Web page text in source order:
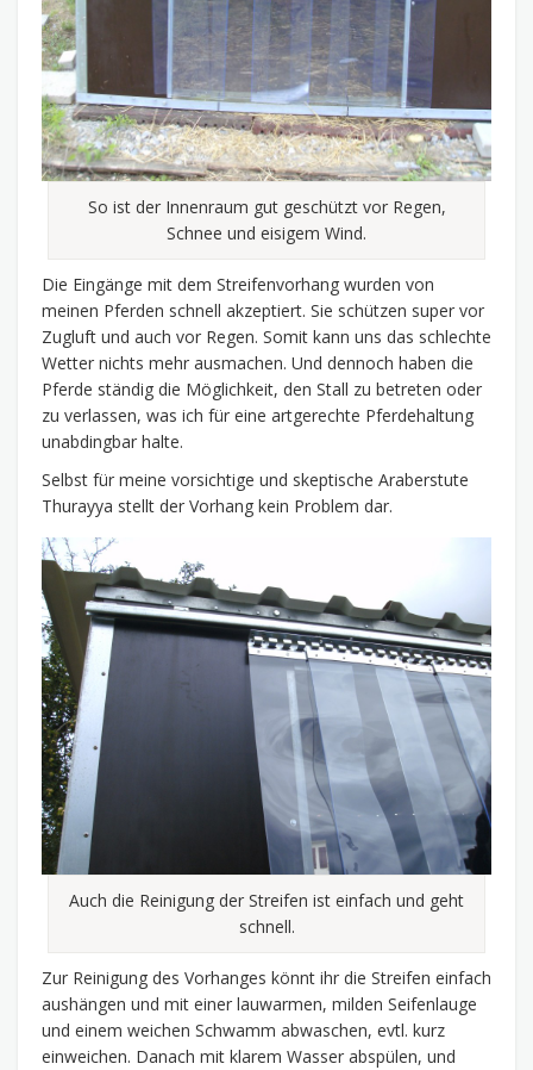
So ist der Innenraum gut geschützt vor Regen,
Schnee und eisigem Wind.
Die Eingänge mit dem Streifenvorhang wurden von
meinen Pferden schnell akzeptiert. Sie schützen super vor
Zugluft und auch vor Regen. Somit kann uns das schlechte
Wetter nichts mehr ausmachen. Und dennoch haben die
Pferde ständig die Möglichkeit, den Stall zu betreten oder
zu verlassen, was ich für eine artgerechte Pferdehaltung
unabdingbar halte.
Selbst für meine vorsichtige und skeptische Araberstute
Thurayya stellt der Vorhang kein Problem dar.
Auch die Reinigung der Streifen ist einfach und geht
schnell.
Zur Reinigung des Vorhanges könnt ihr die Streifen einfach
aushängen und mit einer lauwarmen, milden Seifenlauge
und einem weichen Schwamm abwaschen, evtl. kurz
einweichen. Danach mit klarem Wasser abspülen, und